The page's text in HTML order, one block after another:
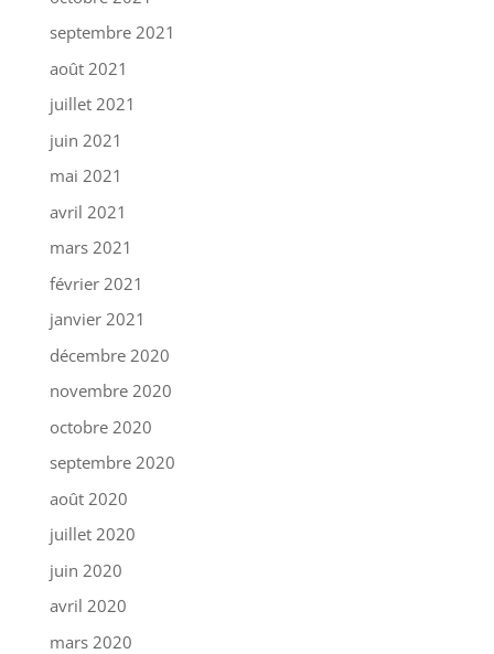
septembre 2021
août 2021
juillet 2021
juin 2021
mai 2021
avril 2021
mars 2021
février 2021
janvier 2021
décembre 2020
novembre 2020
octobre 2020
septembre 2020
août 2020
juillet 2020
juin 2020
avril 2020
mars 2020